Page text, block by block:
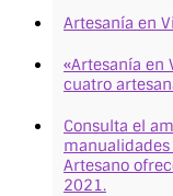
Artesanía en
«Artesanía en
cuatro
Consulta el
manualidades
Artesano
2021.